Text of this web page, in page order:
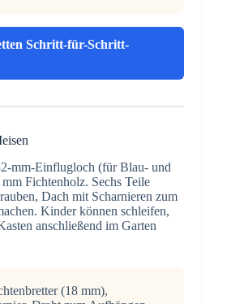
Schritt-für-Schritt-
mm-Einflugloch (für Blau- und
Fichtenholz. Sechs Teile
Dach mit Scharnieren zum
Kinder können schleifen,
anschließend im Garten
(18 mm),